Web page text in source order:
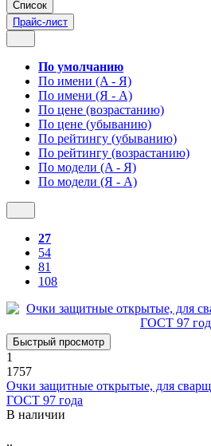
Список
Прайс-лист
По умолчанию
По имени (A - Я)
По имени (Я - A)
По цене (возрастанию)
По цене (убыванию)
По рейтингу (убыванию)
По рейтингу (возрастанию)
По модели (A - Я)
По модели (Я - A)
27
54
81
108
Быстрый просмотр
1
1757
Очки защитные открытые, для
ГОСТ 97 года
В наличии
..